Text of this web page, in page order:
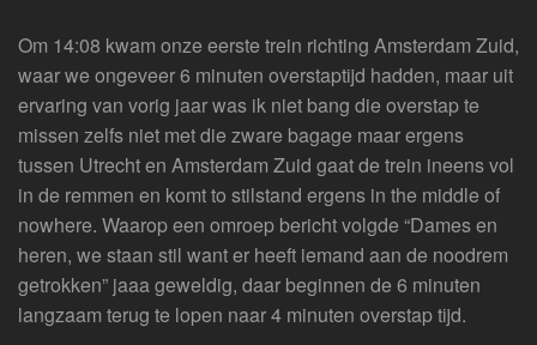
Om 14:08 kwam onze eerste trein richting Amsterdam Zuid,
waar we ongeveer 6 minuten overstaptijd hadden, maar uit
ervaring van vorig jaar was ik niet bang die overstap te
missen zelfs niet met die zware bagage maar ergens
tussen Utrecht en Amsterdam Zuid gaat de trein ineens vol
in de remmen en komt to stilstand ergens in the middle of
nowhere. Waarop een omroep bericht volgde “Dames en
heren, we staan stil want er heeft iemand aan de noodrem
getrokken” jaaa geweldig, daar beginnen de 6 minuten
langzaam terug te lopen naar 4 minuten overstap tijd.